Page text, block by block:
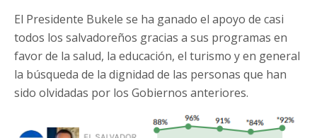
El Presidente Bukele se ha ganado el apoyo de casi
todos los salvadoreños gracias a sus programas en
favor de la salud, la educación, el turismo y en general
la búsqueda de la dignidad de las personas que han
sido olvidadas por los Gobiernos anteriores.